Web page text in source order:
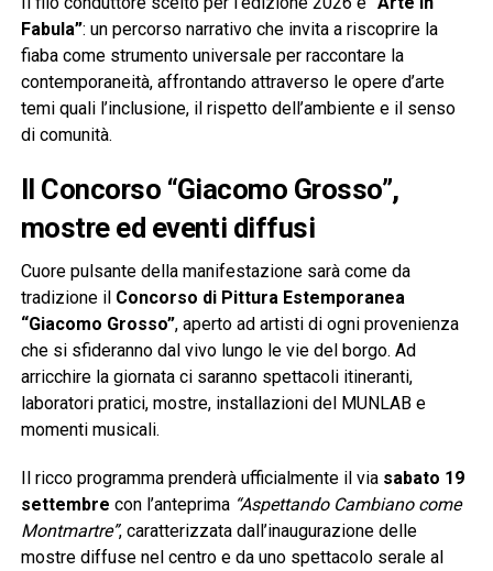
Fabula”: un percorso narrativo che invita a riscoprire la
fiaba come strumento universale per raccontare la
contemporaneità, affrontando attraverso le opere d’arte
temi quali l’inclusione, il rispetto dell’ambiente e il senso
di comunità.
Il Concorso “Giacomo Grosso”,
mostre ed eventi diffusi
Cuore pulsante della manifestazione sarà come da
tradizione il Concorso di Pittura Estemporanea
“Giacomo Grosso”, aperto ad artisti di ogni provenienza
che si sfideranno dal vivo lungo le vie del borgo. Ad
arricchire la giornata ci saranno spettacoli itineranti,
laboratori pratici, mostre, installazioni del MUNLAB e
momenti musicali.
Il ricco programma prenderà ufficialmente il via sabato 19
settembre con l’anteprima “Aspettando Cambiano come
Montmartre”, caratterizzata dall’inaugurazione delle
mostre diffuse nel centro e da uno spettacolo serale al